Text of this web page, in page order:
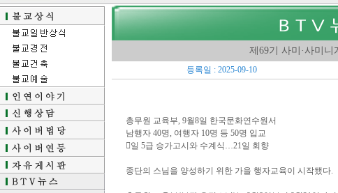
제69기 사미·사미니
등록일 : 2025-09-10
총무원 교육부, 9월8일 한국문화연수원서
남행자 40명, 여행자 10명 등 50명 입교
​​​​​​󈑠일 5급 승가고시와 수계식…21일 회향
종단의 스님을 양성하기 위한 가을 행자교육이 시작됐다.